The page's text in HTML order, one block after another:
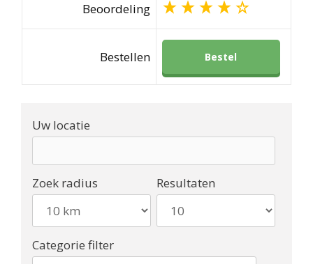
Beoordeling
Bestellen Bestel
Uw locatie
Zoek radius Resultaten
Categorie filter